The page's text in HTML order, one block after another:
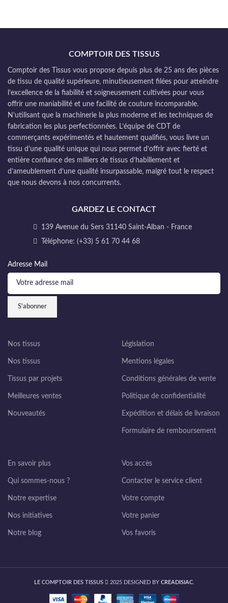
COMPTOIR DES TISSUS
Comptoir des Tissus vous propose depuis plus de 25 ans des pièces
de tissu de qualité supérieure, minutieusement filées pour atteindre
l’excellence de la fiabilité et soigneusement cultivées pour vous
offrir une maniabilité et une facilité de couture incomparable.
N’utilisant que la machinerie la plus moderne et les techniques de
fabrication les plus perfectionnées. L’équipe de CDT de
commerçants expérimentés et hautement qualifiés, vous livre un
tissu d’une qualité unique qui nous permet d’offrir avec fierté et
entière confiance des milliers de tissus d’habillement et
d’ameublement d’une qualité insurpassable, malgré tout le respect
que nous devons à nos concurrents.
GARDEZ LE CONTACT
139 Avenue du Sers 31140 Saint-Alban - France
Téléphone: (+33) 5 61 70 44 68
Adresse Mail
Nos tissus
Nos tissus
Tissus par projets
Meilleures ventes
Nouveautés
Législation
Mentions légales
Conditions générales de vente
Politique de confidentialité
Expédition et délais de livraison
Formulaire de remboursement
En savoir plus
Qui sommes-nous ?
Notre expertise
Nos initiatives
Notre blog
Vos accès
Contacter le service client
Votre compte
Votre panier
Vos favoris
LE COMPTOIR DES TISSUS 2025 DESIGNED BY CREADISIAC.